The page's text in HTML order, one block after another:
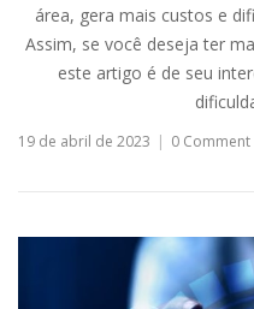
área, gera mais custos e
Assim, se você deseja ter
este artigo é de seu
19 de abril de 2023 | 0 Comment